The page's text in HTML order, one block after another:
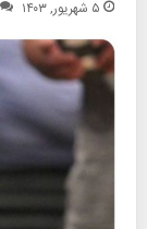
۵ شهریور, ۱۴۰۳